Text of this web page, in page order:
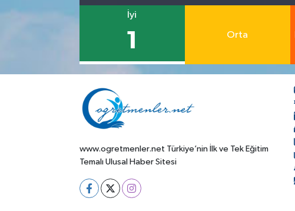
İyi
1 Orta
www.ogretmenler.net Türkiye’nin İlk ve Tek Eğitim
Temalı Ulusal Haber Sitesi